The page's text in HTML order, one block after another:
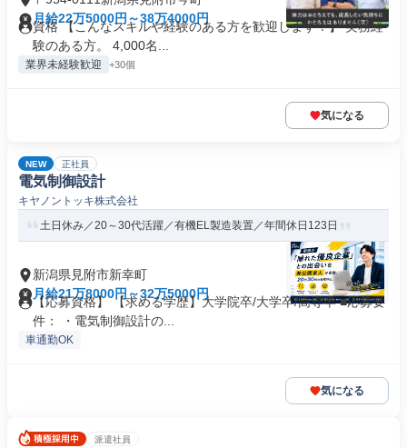
月給22万5000円～38万4000円
資格 【こんなスキルや経験のある方を歓迎します！】 実務経
験のある方。 4,000名...
業界未経験歓迎 +30個
気になる
NEW 正社員
電気制御設計
キヤノントッキ株式会社
土日休み／20～30代活躍／有機EL製造装置／年間休日123日
新潟県見附市新幸町
月給21万8000円～32万5000円
【応募資格】 【求める学歴】大学院卒/大学卒/高専卒 ■応募要
件： ・電気制御設計の...
車通勤OK
気になる
派遣社員